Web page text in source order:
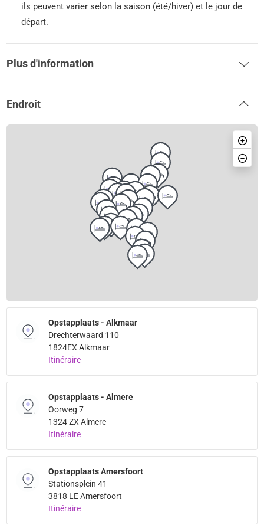
ils peuvent varier selon la saison (été/hiver) et le jour de
départ.
Plus d'information
Endroit
Opstapplaats - Alkmaar
Drechterwaard 110
1824EX Alkmaar
Itinéraire
Opstapplaats - Almere
Oorweg 7
1324 ZX Almere
Itinéraire
Opstapplaats Amersfoort
Stationsplein 41
3818 LE Amersfoort
Itinéraire